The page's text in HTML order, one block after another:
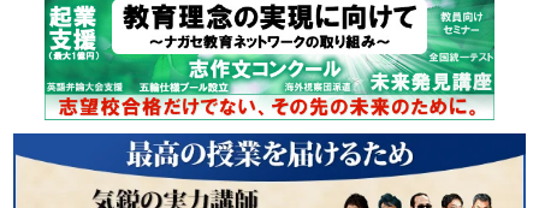
個別相談
高3生・高2生・高1生と
受験や高校の成績
ください！